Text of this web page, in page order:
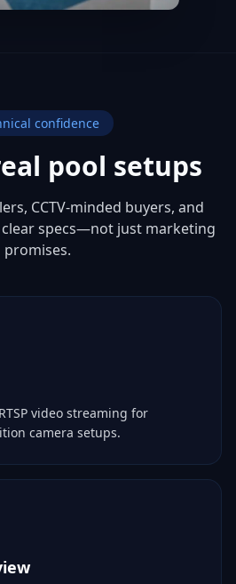
confidence
pool setups
CCTV-minded buyers, and
specs—not just marketing
promises.
video streaming for
camera setups.